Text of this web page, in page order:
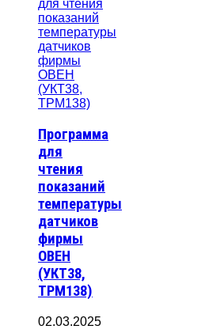
Программа
для
чтения
показаний
температуры
датчиков
фирмы
ОВЕН
(УКТ38,
ТРМ138)
02.03.2025